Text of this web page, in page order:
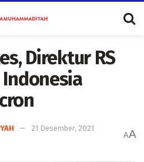
Direktur RS
Indonesia
21 Desember, 2021
AA